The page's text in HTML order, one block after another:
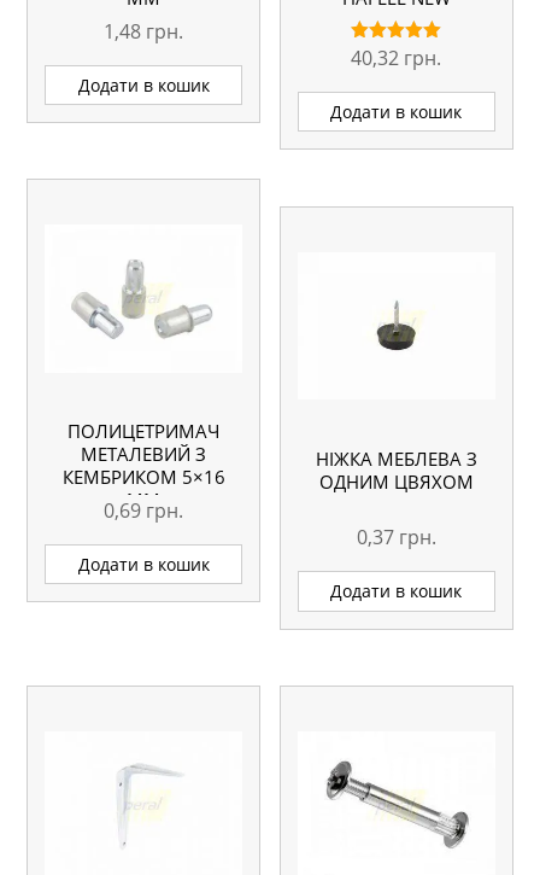
1,48 грн.
Додати в кошик
Оцінено в
5.00
40,32 грн.
Додати в кошик
ПОЛИЦЕТРИМАЧ
МЕТАЛЕВИЙ З
КЕМБРИКОМ 5×16
ММ
0,69 грн.
Додати в кошик
НІЖКА МЕБЛЕВА З
ОДНИМ ЦВЯХОМ
0,37 грн.
Додати в кошик